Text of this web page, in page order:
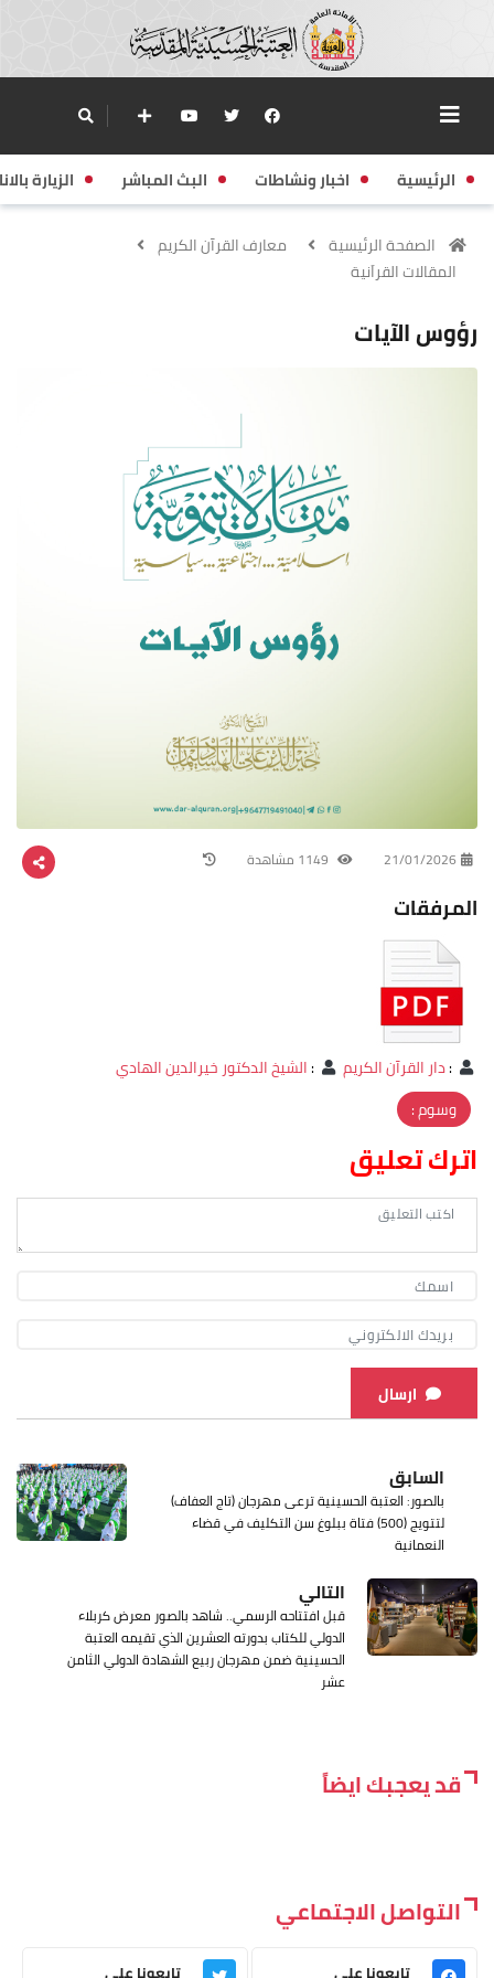
الرئيسية اخبار ونشاطات البث المباشر الزيارة
الصفحة الرئيسية
معارف القرآن الكريم
المقالات القراَنية
رؤوس الآيات
21/01/2026
المرفقات
:دار القرآن الكريم :الشيخ الدكتور خيرالدين الهادي
وسوم :
اترك تعليق
ارسال
السابق
بالصور: العتبة الحسينية ترعى مهرجان (تاج العفاف)
لتتويج (500) فتاة ببلوغ سن التكليف في قضاء
النعمانية
التالي
قبل افتتاحه الرسمي.. شاهد بالصور معرض كربلاء
الدولي للكتاب بدورته العشرين الذي تقيمه العتبة
الحسينية ضمن مهرجان ربيع الشهادة الدولي الثامن
عشر
قد يعجبك ايضاً
التواصل الاجتماعي
تابعونا على تابعونا على